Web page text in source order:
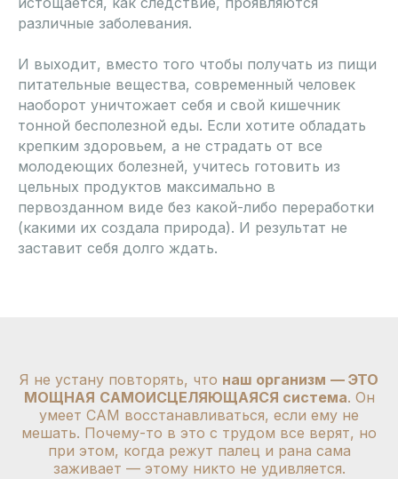
различные заболевания.
И выходит, вместо того чтобы получать из пищи
питательные вещества, современный человек
наоборот уничтожает себя и свой кишечник
тонной бесполезной еды. Если хотите обладать
крепким здоровьем, а не страдать от все
молодеющих болезней, учитесь готовить из
цельных продуктов максимально в
первозданном виде без какой-либо переработки
(какими их создала природа). И результат не
заставит себя долго ждать.
Я не устану повторять, что наш организм — ЭТО
МОЩНАЯ САМОИСЦЕЛЯЮЩАЯСЯ система. Он
умеет САМ восстанавливаться, если ему не
мешать. Почему-то в это с трудом все верят, но
при этом, когда режут палец и рана сама
заживает — этому никто не удивляется.